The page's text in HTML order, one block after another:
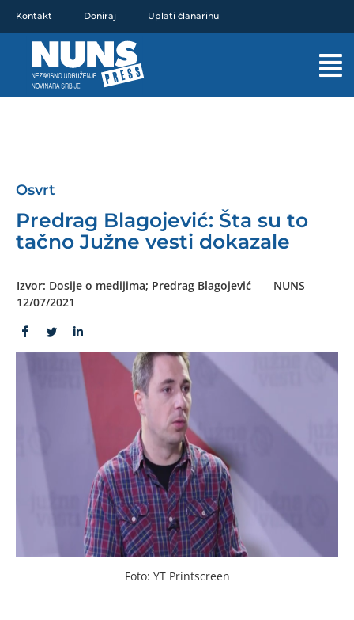
sadržaj
Kontakt Doniraj Uplati članarinu
Osvrt
Predrag Blagojević: Šta su to
tačno Južne vesti dokazale
Izvor: Dosije o medijima; Predrag Blagojević
NUNS
12/07/2021
Foto: YT Printscreen